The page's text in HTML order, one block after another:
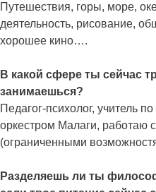
Путешествия, горы, море,
деятельность, рисование,
хорошее кино….
В какой сфере ты сейчас
занимаешься?
Педагог-психолог, учитель
оркестром Малаги, работаю
(ограниченными
Разделяешь ли ты